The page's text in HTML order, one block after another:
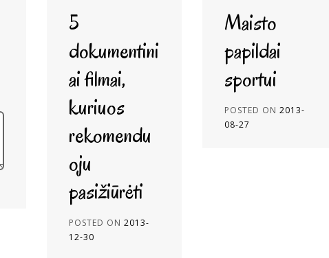
5
dokumentini
ai filmai,
kuriuos
rekomendu
oju
pasižiūrėti
POSTED ON2013-
12-30
Maisto
papildai
sportui
POSTED ON 2013-
08-27